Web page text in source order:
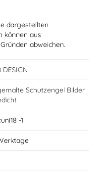
dargestellten
können aus
abweichen.
DESIGN
Schutzengel Bilder
-1